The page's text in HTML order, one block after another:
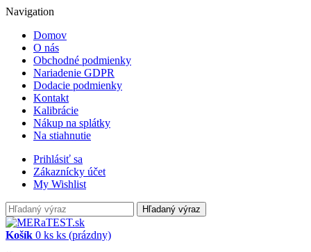
Navigation
Domov
O nás
Obchodné podmienky
Nariadenie GDPR
Dodacie podmienky
Kontakt
Kalibrácie
Nákup na splátky
Na stiahnutie
Prihlásiť sa
Zákaznícky účet
My Wishlist
Hľadaný výraz
Košík 0 ks ks (prázdny)